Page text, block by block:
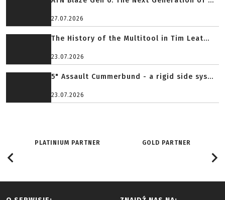
27.07.2026
The History of the Multitool in Tim Leat...
23.07.2026
5" Assault Cummerbund - a rigid side sys...
23.07.2026
PLATINIUM PARTNER GOLD PARTNER